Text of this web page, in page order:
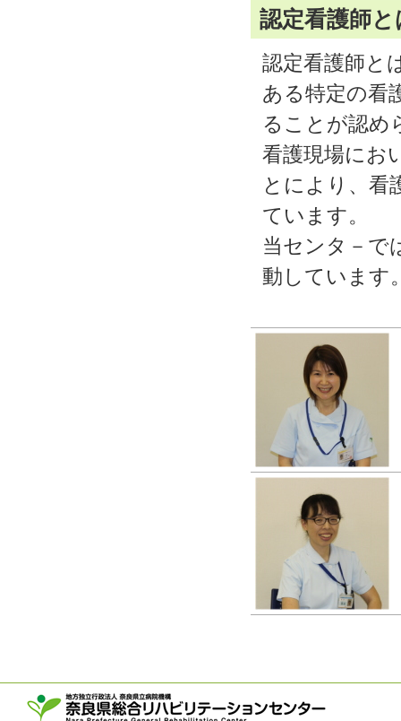
認定看護師と
認定看護師と
ある特定の看
ることが認め
看護現場にお
とにより、看
ています。
当センタ－で
動しています